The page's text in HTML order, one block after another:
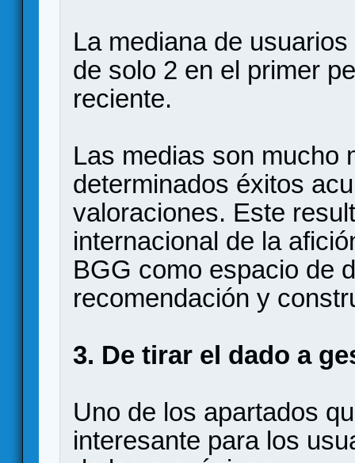
La mediana de
de solo 2 en el primer
reciente.
Las medias son mucho
determinados éxitos
valoraciones. Este
internacional de la
BGG como espacio de
recomendación y
3. De tirar el dado a
Uno de los apartados
interesante para los